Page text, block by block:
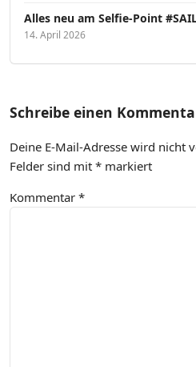
Alles neu am Selfie-Point
14. April 2026
Schreibe einen
Deine E-Mail-Adresse wird nicht
Felder sind mit * markiert
Kommentar *